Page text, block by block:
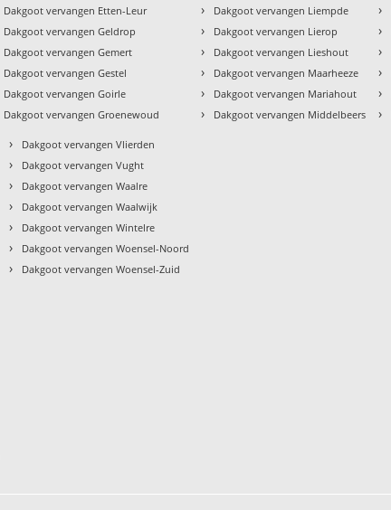
Dakgoot vervangen Etten-Leur
Dakgoot vervangen Geldrop
Dakgoot vervangen Gemert
Dakgoot vervangen Gestel
Dakgoot vervangen Goirle
Dakgoot vervangen Groenewoud
› Dakgoot vervangen Liempde
› Dakgoot vervangen Lierop
› Dakgoot vervangen Lieshout
› Dakgoot vervangen Maarheeze
› Dakgoot vervangen Mariahout
› Dakgoot vervangen Middelbeers
›
›
›
›
›
›
› Dakgoot vervangen Vlierden
› Dakgoot vervangen Vught
› Dakgoot vervangen Waalre
› Dakgoot vervangen Waalwijk
› Dakgoot vervangen Wintelre
› Dakgoot vervangen Woensel-Noord
› Dakgoot vervangen Woensel-Zuid